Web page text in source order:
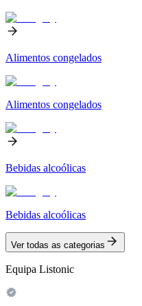
Alimentos congelados
Alimentos congelados
Bebidas alcoólicas
Bebidas alcoólicas
Ver todas as categorias
Equipa Listonic